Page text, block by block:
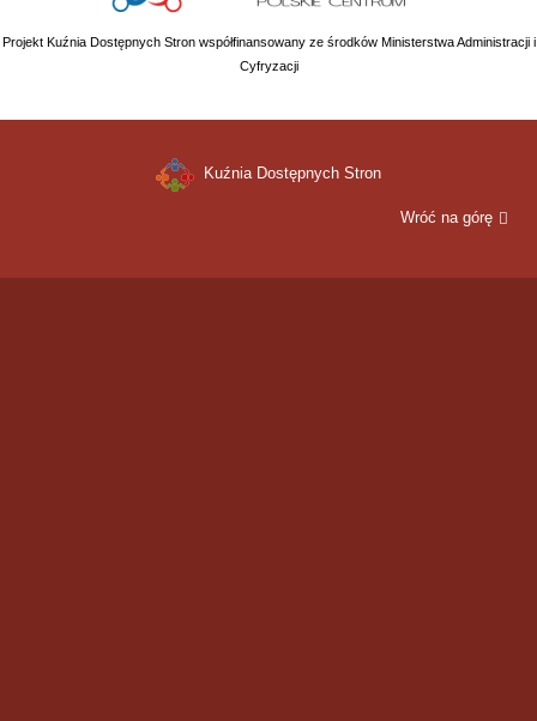
Projekt Kuźnia Dostępnych Stron współfinansowany ze środków Ministerstwa Administracji i
Cyfryzacji
Kuźnia Dostępnych Stron
Wróć na górę